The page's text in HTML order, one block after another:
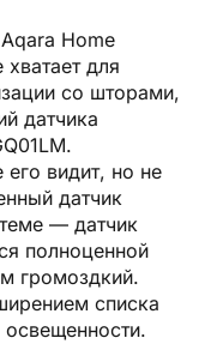
Home
хватает для
со шторами,
датчика
видит, но не
датчик
— датчик
полноценной
громоздкий.
списка
освещенности.